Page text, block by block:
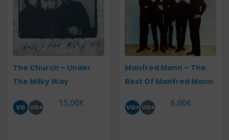
The Church – Under
The Milky Way
15,00€
Manfred Mann – The
Best Of Manfred Mann
6,00€